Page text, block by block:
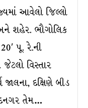
આવેલો જિલ્લો
શહેર. ભૌગોલિક
પૂ. રે.ની
વિસ્તાર
દક્ષિણે બીડ
તેમ…